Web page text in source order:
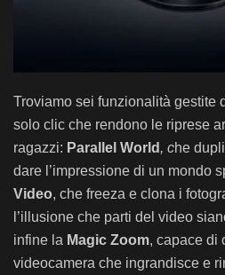
Troviamo sei funzionalità gestite
solo clic che rendono le riprese
ragazzi: Parallel World , che
dare l’impressione di un mondo
Video, che freeza e clona i
l’illusione che parti del video
infine la Magic Zoom, capace di
videocamera che ingrandisce e